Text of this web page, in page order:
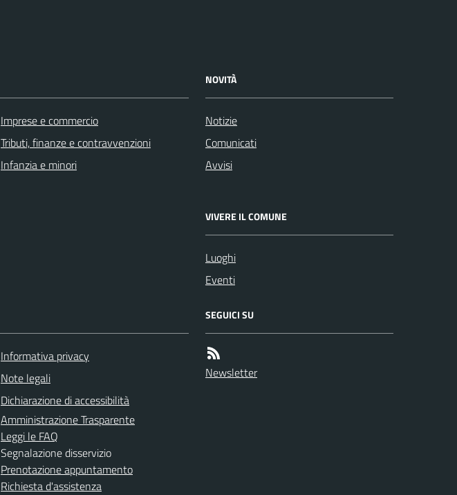
Imprese e commercio
Tributi, finanze e contravvenzioni
Infanzia e minori
NOVITÀ
Notizie
Comunicati
Avvisi
VIVERE IL COMUNE
Luoghi
Eventi
Informativa privacy
Note legali
Dichiarazione di accessibilità
Amministrazione Trasparente
Leggi le FAQ
Segnalazione disservizio
Prenotazione appuntamento
Richiesta d'assistenza
SEGUICI SU
Newsletter